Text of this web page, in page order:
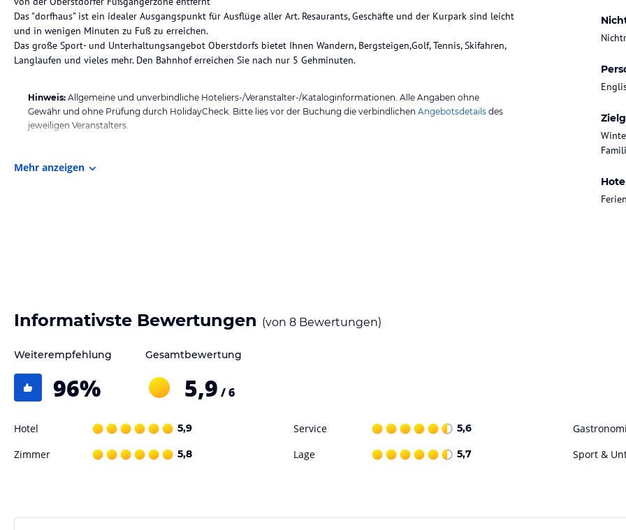
Das "dorfhaus" ist ein idealer Ausgangspunkt für Ausflüge aller Art. Resaurants, Geschäfte und der Kurpark sind leicht
und in wenigen Minuten zu Fuß zu erreichen.
Das große Sport- und Unterhaltungsangebot Oberstdorfs bietet Ihnen Wandern, Bergsteigen,Golf, Tennis, Skifahren,
Langlaufen und vieles mehr. Den Bahnhof erreichen Sie nach nur 5 Gehminuten.
Hinweis: Allgemeine und unverbindliche Hoteliers-/Veranstalter-/Kataloginformationen. Alle Angaben ohne
Gewähr und ohne Prüfung durch HolidayCheck. Bitte lies vor der Buchung die verbindlichen Angebotsdetails des
jeweiligen Veranstalters.
Mehr anzeigen
Informativste Bewertungen (von 8 Bewertungen)
Weiterempfehlung
96%
Gesamtbewertung
5,9 / 6
Hotel 5,9 Service 5,6
Zimmer 5,8 Lage 5,7 Sport &